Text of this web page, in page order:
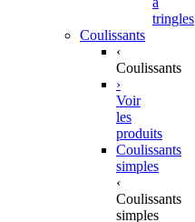
tringles
Coulissants
‹
Coulissants
›
Voir
les
produits
Coulissants
simples
‹
Coulissants
simples